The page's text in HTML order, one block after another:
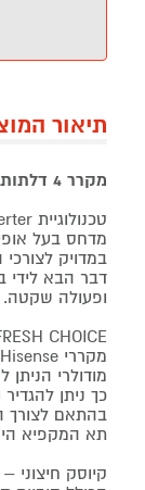
תיאור
מקרר 4 דלתות הפוך 584 ליטר דגם Hisense RQ760N4SBFE הייסנס נירוסטה מושחרת
טכנולוגיית inverter
מדחס בעל
במדויק
דבר הבא לידי
ופעולה שקטה.
CHOICE
מקררי Hisense מצוידים בתא מקפיא
מודולרי
כך ניתן
בהתאם לצורך
תא המקפיא